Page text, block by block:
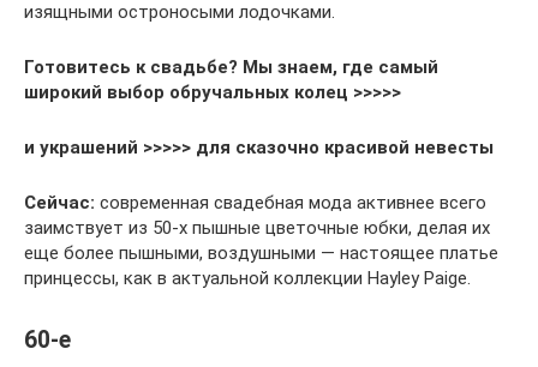
изящными остроносыми лодочками.
Готовитесь к свадьбе? Мы знаем, где самый
широкий выбор обручальных колец >>>>>
и украшений >>>>> для сказочно красивой невесты
Сейчас: современная свадебная мода активнее всего
заимствует из 50-х пышные цветочные юбки, делая их
еще более пышными, воздушными — настоящее платье
принцессы, как в актуальной коллекции Hayley Paige.
60-е